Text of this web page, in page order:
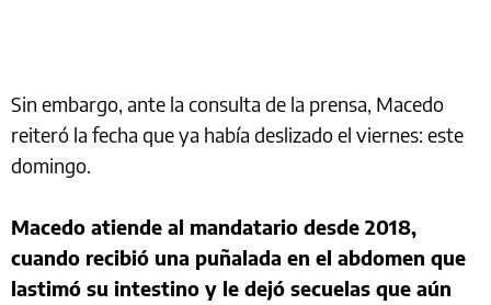
Sin embargo, ante la consulta de la prensa, Macedo
reiteró la fecha que ya había deslizado el viernes: este
domingo.
Macedo atiende al mandatario desde 2018,
cuando recibió una puñalada en el abdomen que
lastimó su intestino y le dejó secuelas que aún